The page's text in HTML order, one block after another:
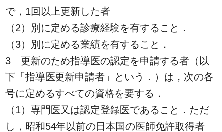
で，1回以上更新した者
（2）別に定める診療経験を有すること．
（3）別に定める業績を有すること．
3 更新のため指導医の認定を申請する者（以
下「指導医更新申請者」という．）は，次の各
号に定めるすべての資格を要する．
（1）専門医又は認定登録医であること．ただ
し，昭和54年以前の日本国の医師免許取得者